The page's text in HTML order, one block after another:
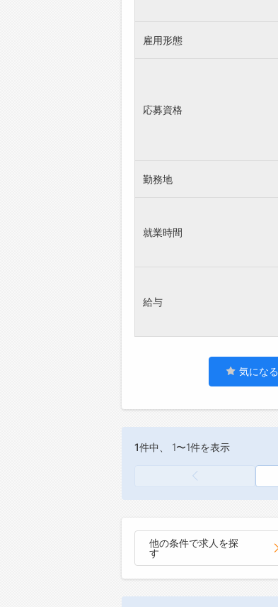
雇用形態
応募資格
勤務地
就業時間
給与
気になる
1件中、 1〜1件を表示
他の条件で求人を探
す